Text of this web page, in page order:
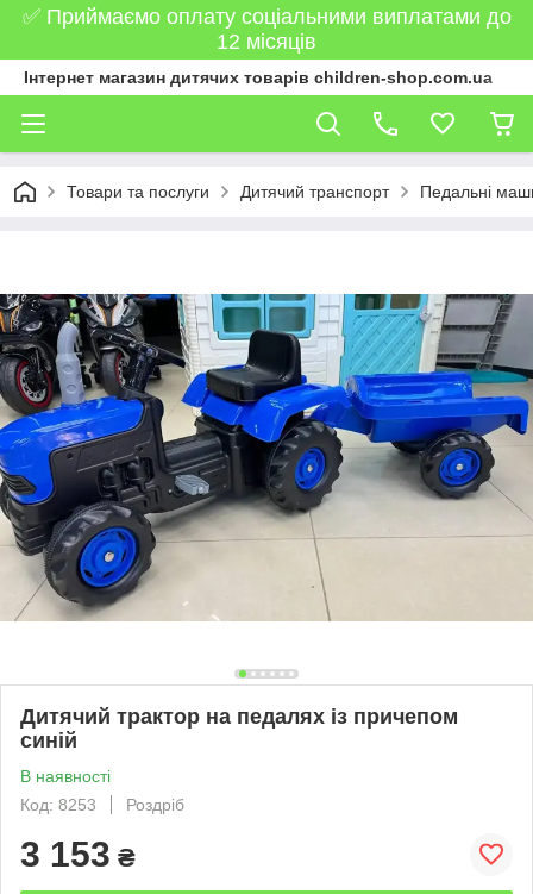
✅ Приймаємо оплату соціальними виплатами до
12 місяців
Інтернет магазин дитячих товарів children-shop.com.ua
Товари та послуги Дитячий транспорт Педальні
Дитячий трактор на педалях із причепом
синій
В наявності
Код: 8253
Роздріб
3 153 ₴